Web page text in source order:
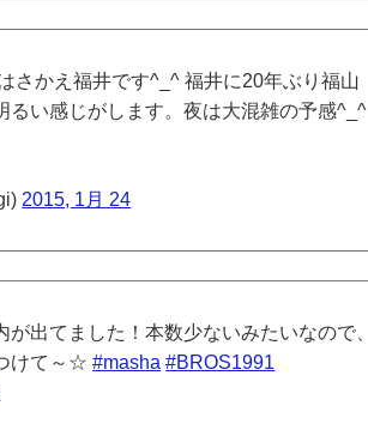
さかえ福井です^_^ 福井に20年ぶり福山
るい感じがします。夜は大混雑の予感^_^
2015, 1月 24
出てました！本数少ないみたいなので、
けて～☆#masha #BROS1991